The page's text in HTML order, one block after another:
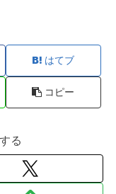
はてブ
コピー
る